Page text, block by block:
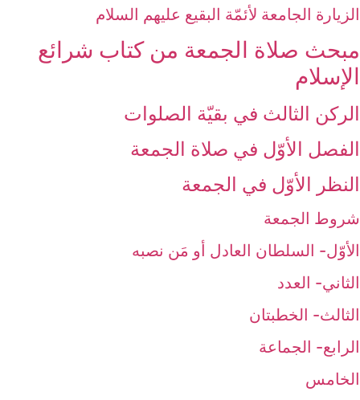
الزيارة الجامعة لأئمّة البقيع عليهم السلام‏
مبحث‏ صلاة الجمعة من كتاب شرائع
الإسلام‏
الركن الثالث‏ في بقيّة الصلوات‏
الفصل الأوّل ‏في صلاة الجمعة
النظر الأوّل في الجمعة
شروط الجمعة
الأوّل- السلطان العادل أو مَن نصبه‏
الثاني- العدد
الثالث- الخطبتان‏
الرابع- الجماعة
الخامس